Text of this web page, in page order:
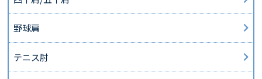
野球肩
テニス肘